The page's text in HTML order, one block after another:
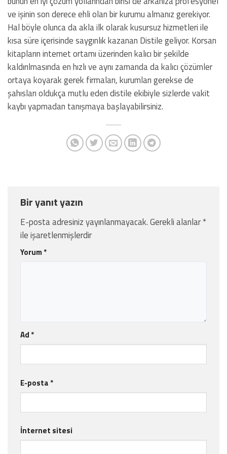
ve işinin son derece ehli olan bir kurumu almanız gerekiyor.
Hal böyle olunca da akla ilk olarak kusursuz hizmetleri ile
kısa süre içerisinde saygınlık kazanan Distile geliyor. Korsan
kitapların internet ortamı üzerinden kalıcı bir şekilde
kaldırılmasında en hızlı ve aynı zamanda da kalıcı çözümler
ortaya koyarak gerek firmaları, kurumları gerekse de
şahısları oldukça mutlu eden distile ekibiyle sizlerde vakit
kaybı yapmadan tanışmaya başlayabilirsiniz.
Bir yanıt yazın
E-posta adresiniz yayınlanmayacak.Gerekli alanlar*
ile işaretlenmişlerdir
Yorum *
Ad *
E-posta *
İnternet sitesi